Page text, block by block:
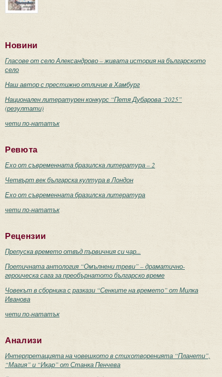
Новини
Гласове от село Александрово – живата история на българското
село
Наш автор с престижно отличие в Хамбург
Национален литературен конкурс “Петя Дубарова ‘2025”
(резултати)
чети по-нататък
Ревюта
Ехо от съвременната бразилска литература – 2
Четвърт век българска култура в Лондон
Ехо от съвременната бразилска литература
чети по-нататък
Рецензии
Препуска времето отвъд първичния си чар...
Поетичната антология “Омълнени треви” – драматично-
героическа сага за преобърнатото българско време
Човекът в сборника с разкази “Сенките на времето” от Милка
Иванова
чети по-нататък
Анализи
Интерпретацията на човешкото в стихотворенията “Планети”,
“Магия” и “Икар” от Станка Пенчева